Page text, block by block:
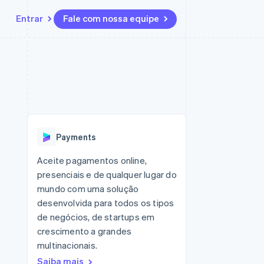
Entrar Fale com nossa equipe
Radar
Incorporação de startups
Climate
Remoção de carbono
Status da API
Payments
Aceite pagamentos online,
presenciais e de qualquer lugar do
mundo com uma solução
desenvolvida para todos os tipos
de negócios, de startups em
crescimento a grandes
multinacionais.
Saiba mais